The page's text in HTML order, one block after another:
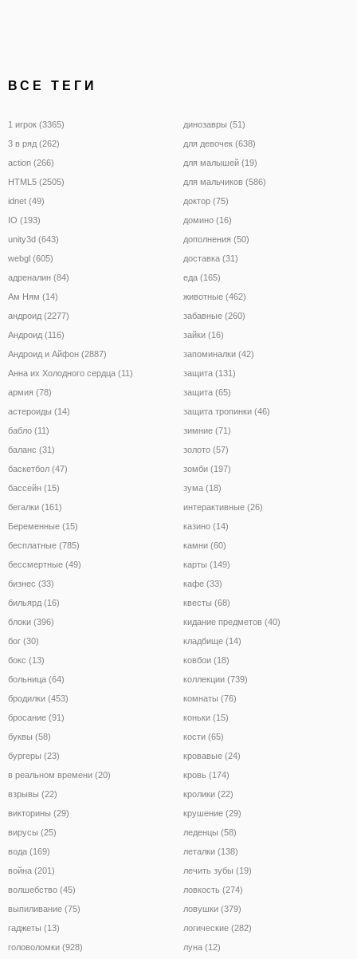
ВСЕ ТЕГИ
1 игрок (3365)
3 в ряд (262)
action (266)
HTML5 (2505)
idnet (49)
IO (193)
unity3d (643)
webgl (605)
адреналин (84)
Ам Ням (14)
андроид (2277)
Андроид (116)
Андроид и Айфон (2887)
Анна их Холодного сердца (11)
армия (78)
астероиды (14)
бабло (11)
баланс (31)
баскетбол (47)
бассейн (15)
бегалки (161)
Беременные (15)
бесплатные (785)
бессмертные (49)
бизнес (33)
бильярд (16)
блоки (396)
бог (30)
бокс (13)
больница (64)
бродилки (453)
бросание (91)
буквы (58)
бургеры (23)
в реальном времени (20)
взрывы (22)
викторины (29)
вирусы (25)
вода (169)
война (201)
волшебство (45)
выпиливание (75)
гаджеты (13)
головоломки (928)
динозавры (51)
для девочек (638)
для малышей (19)
для мальчиков (586)
доктор (75)
домино (16)
дополнения (50)
доставка (31)
еда (165)
животные (462)
забавные (260)
зайки (16)
запоминалки (42)
защита (131)
защита (65)
защита тропинки (46)
зимние (71)
золото (57)
зомби (197)
зума (18)
интерактивные (26)
казино (14)
камни (60)
карты (149)
кафе (33)
квесты (68)
кидание предметов (40)
кладбище (14)
ковбои (18)
коллекции (739)
комнаты (76)
коньки (15)
кости (65)
кровавые (24)
кровь (174)
кролики (22)
крушение (29)
леденцы (58)
леталки (138)
лечить зубы (19)
ловкость (274)
ловушки (379)
логические (282)
луна (12)